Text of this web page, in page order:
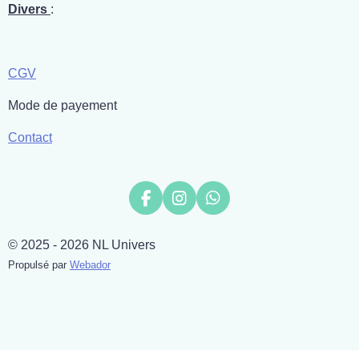
Divers :
CGV
Mode de payement
Contact
F
e
I
W
© 2025 - 2026 NL Univers
Propulsé par Webador